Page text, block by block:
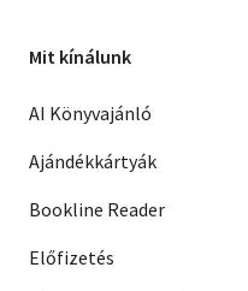
Mit kínálunk
AI Könyvajánló
Ajándékkártyák
Bookline Reader
Előfizetés